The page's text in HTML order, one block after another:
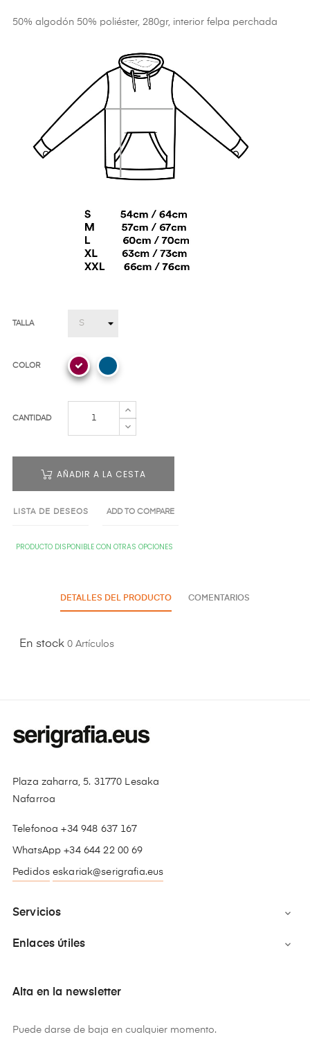
50% algodón 50% poliéster, 280gr, interior felpa perchada
TALLA
COLOR
CANTIDAD
AÑADIR A LA CESTA
LISTA DE DESEOS ADD TO COMPARE
PRODUCTO DISPONIBLE CON OTRAS OPCIONES
DETALLES DEL PRODUCTO COMENTARIOS
En stock 0 Artículos
Plaza zaharra, 5. 31770 Lesaka
Nafarroa
Telefonoa +34 948 637 167
WhatsApp +34 644 22 00 69
Pedidos eskariak@serigrafia.eus
Servicios 
Enlaces útiles 
Alta en la newsletter
Puede darse de baja en cualquier momento.